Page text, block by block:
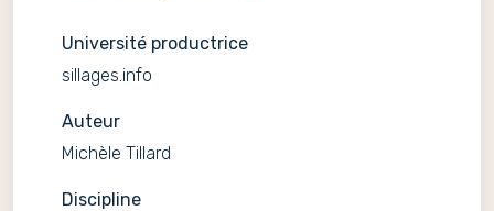
Université productrice
sillages.info
Auteur
Michèle Tillard
Discipline